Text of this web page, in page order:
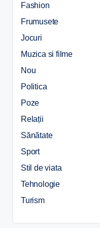
Fashion
Frumusete
Jocuri
Muzica si filme
Nou
Politica
Poze
Relații
Sănătate
Sport
Stil de viata
Tehnologie
Turism